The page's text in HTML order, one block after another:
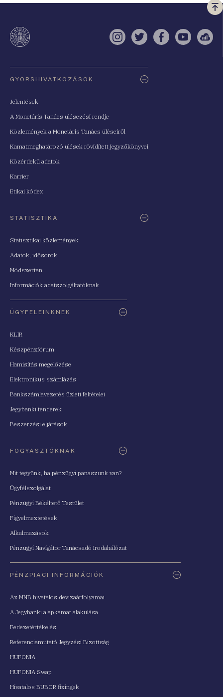
a
Instagram
TwitterFacebook
YouTube
GYORSHIVATKOZÁSOK
Jelentések
A Monetáris Tanács ülésezési rendje
Közlemények a Monetáris Tanács üléseiről
Kamatmeghatározó ülések rövidített jegyzőkönyvei
Közérdekű adatok
Karrier
Etikai kódex
STATISZTIKA
Statisztikai közlemények
Adatok, idősorok
Módszertan
Információk adatszolgáltatóknak
ÜGYFELEINKNEK
KLIR
Készpénzfórum
Hamisítás megelőzése
Elektronikus számlázás
Bankszámlavezetés üzleti feltételei
Jegybanki tenderek
Beszerzési eljárások
FOGYASZTÓKNAK
Mit tegyünk, ha pénzügyi panaszunk van?
Ügyfélszolgálat
Pénzügyi Békéltető Testület
Figyelmeztetések
Alkalmazások
Pénzügyi Navigátor Tanácsadó Irodahálózat
PÉNZPIACI INFORMÁCIÓK
Az MNB hivatalos devizaárfolyamai
A Jegybanki alapkamat alakulása
Fedezetértékelés
Referenciamutató Jegyzési Bizottság
HUFONIA
HUFONIA Swap
Hivatalos BUBOR fixingek